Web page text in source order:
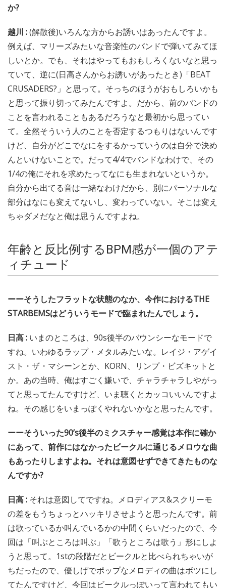
か?
越川 :(解散後)いろんな方からお誘いはあったんですよ。
例えば、マリーズみたいな音楽性のバンドで弾いてみてほ
しいとか。でも、それはやってもおもしろくないなと思っ
ていて、逆に(日高さんからお誘いがあったとき)「BEAT
CRUSADERS?」と思って。そっちのほうがおもしろいかも
と思って振り切ってみたんですよ。だから、前のバンドの
ことを言われることもあるだろうなと最初から思ってい
て。全然そういう人のことを否定するつもりはないんです
けど、自分がどこでなにをするかっていうのは自分で決め
んといけないことで。だって4/4でバンドなわけで、その
1/4の俺にそれを求めたってなにも生まれないというか。
自分から出てる音は一緒なわけだから、別にパーソナルな
部分はなにも変えてないし、変わっていない。そこは変え
ちゃダメだなと俺は思うんですよね。
年齢と反比例するBPM感が一個のアテ
ィチュード
ーーそうしたフラットな状態のなか、今作におけるTHE
STARBEMSはどういうモードで臨まれたんでしょう。
日高 : いまのところは、90s後半のバウンシーなモードで
すね。いわゆるラップ・メタルみたいな。レイジ・アゲイ
スト・ザ・マシーンとか、KORN、リンプ・ビズキットと
か。あの当時、俺はすごく嫌いで、チャラチャラしやがっ
てと思ってたんですけど、いま聴くとカッコいいんですよ
ね。その感じをいまっぽくやれないかなと思ったんです。
ーーそういった90’s後半のミクスチャー感覚は本作に確か
にあって、前作にはなかったビークルに通じるメロウな曲
もあったりしますよね。それは意図せずできてきたものな
んですか?
日高 : それは意図してですね。メロディアス&スクリーモ
の差をもうちょっとハッキリさせようと思ったんです。前
は歌っているか叫んでいるかの中間くらいだったので、今
回は「叫ぶところは叫ぶ」「歌うところは歌う」形にしよ
うと思って。1stの段階だとビークルと比べられちゃいが
ちだったので、優しげでポップなメロディの曲はボツにし
てたんですけど、今回はビークルっぽいって言われてもい